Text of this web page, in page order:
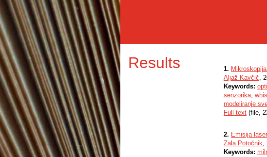
Results
1.
Aljaž Kavčič,
Keywords:
senzorika,
modeliranje
Full text (file,
2. Emisija
Zala Potočnik,
Keywords: